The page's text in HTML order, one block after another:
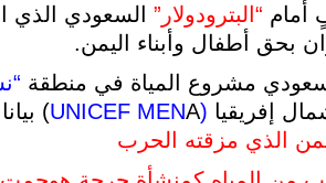
أمام “البترودولار” السعودي الذي
بحق أطفال وأبناء اليمن.
مشروع المياة في منطقة
إفريقيا (UNICEF MENA) بيانا بعنوان
الذي مزقته الحرب